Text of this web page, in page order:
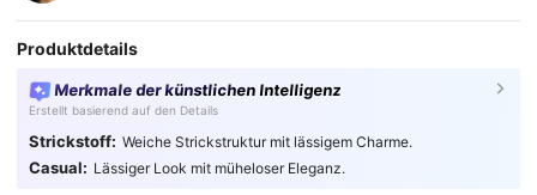
Produktdetails
Merkmale der künstlichen Intelligenz
Erstellt basierend auf den Details
Strickstoff: Weiche Strickstruktur mit lässigem Charme.
Casual: Lässiger Look mit müheloser Eleganz.